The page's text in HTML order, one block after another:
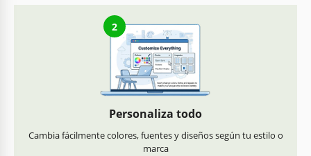
2
Personaliza todo
Cambia fácilmente colores, fuentes y diseños según tu estilo o
marca